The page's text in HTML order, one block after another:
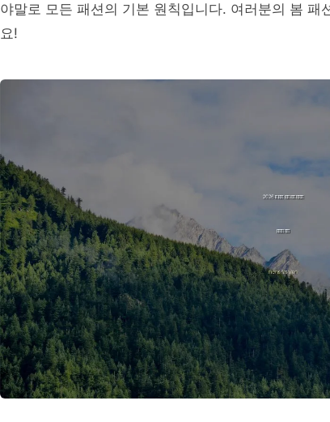
야말로 모든 패션의 기본 원칙입니다. 여러분의 봄 패
요!